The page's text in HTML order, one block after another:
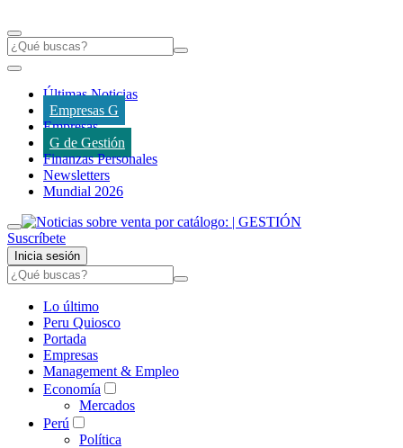
Últimas Noticias
Empresas G
Empresas
G de Gestión
Finanzas Personales
Newsletters
Mundial 2026
Suscríbete
Inicia sesión
Lo último
Peru Quiosco
Portada
Empresas
Management & Empleo
Economía
Mercados
Perú
Política